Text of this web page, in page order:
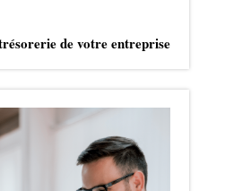
de votre entreprise